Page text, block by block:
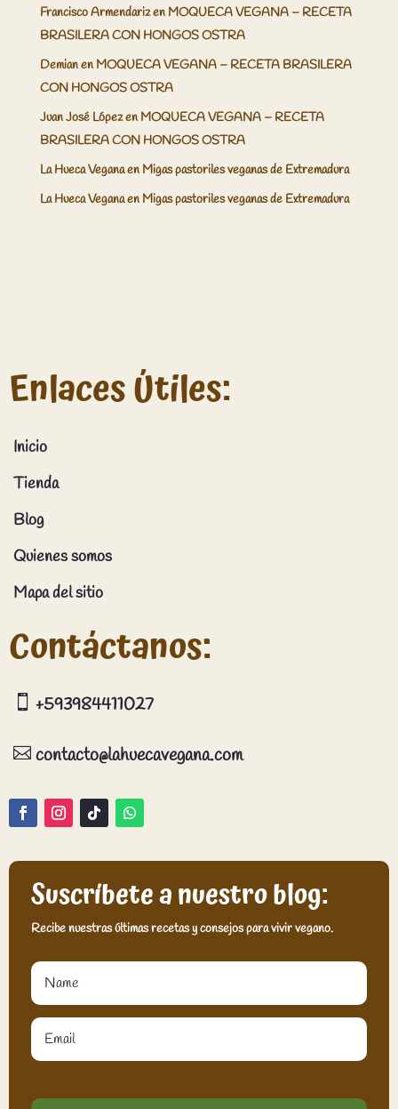
Francisco Armendarizen MOQUECA VEGANA – RECETA
BRASILERA CON HONGOS OSTRA
Demianen MOQUECA VEGANA – RECETA BRASILERA
CON HONGOS OSTRA
Juan José Lópezen MOQUECA VEGANA – RECETA
BRASILERA CON HONGOS OSTRA
La Hueca Veganaen Migas pastoriles veganas de Extremadura
La Hueca Veganaen Migas pastoriles veganas de Extremadura
Enlaces Útiles:
Inicio
Tienda
Blog
Quienes somos
Mapa del sitio
Contáctanos:
 +593984411027
 contacto@lahuecavegana.com
Suscríbete a nuestro blog:
Recibe nuestras últimas recetas y consejos para vivir vegano.